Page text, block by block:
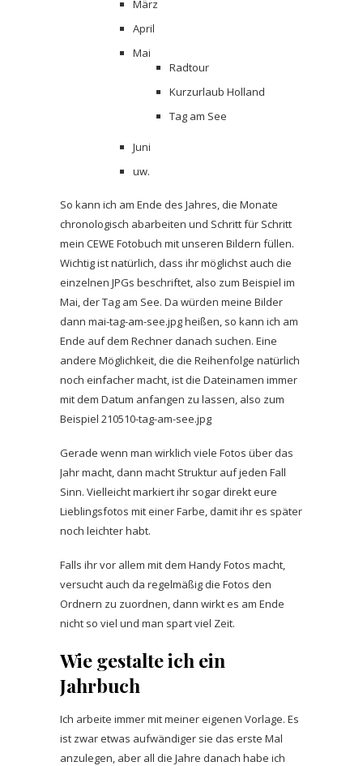
März
April
Mai
Radtour
Kurzurlaub Holland
Tag am See
Juni
uw.
So kann ich am Ende des Jahres, die Monate
chronologisch abarbeiten und Schritt für Schritt
mein CEWE Fotobuch mit unseren Bildern füllen.
Wichtig ist natürlich, dass ihr möglichst auch die
einzelnen JPGs beschriftet, also zum Beispiel im
Mai, der Tag am See. Da würden meine Bilder
dann mai-tag-am-see.jpg heißen, so kann ich am
Ende auf dem Rechner danach suchen. Eine
andere Möglichkeit, die die Reihenfolge natürlich
noch einfacher macht, ist die Dateinamen immer
mit dem Datum anfangen zu lassen, also zum
Beispiel 210510-tag-am-see.jpg
Gerade wenn man wirklich viele Fotos über das
Jahr macht, dann macht Struktur auf jeden Fall
Sinn. Vielleicht markiert ihr sogar direkt eure
Lieblingsfotos mit einer Farbe, damit ihr es später
noch leichter habt.
Falls ihr vor allem mit dem Handy Fotos macht,
versucht auch da regelmäßig die Fotos den
Ordnern zu zuordnen, dann wirkt es am Ende
nicht so viel und man spart viel Zeit.
Wie gestalte ich ein
Jahrbuch
Ich arbeite immer mit meiner eigenen Vorlage. Es
ist zwar etwas aufwändiger sie das erste Mal
anzulegen, aber all die Jahre danach habe ich